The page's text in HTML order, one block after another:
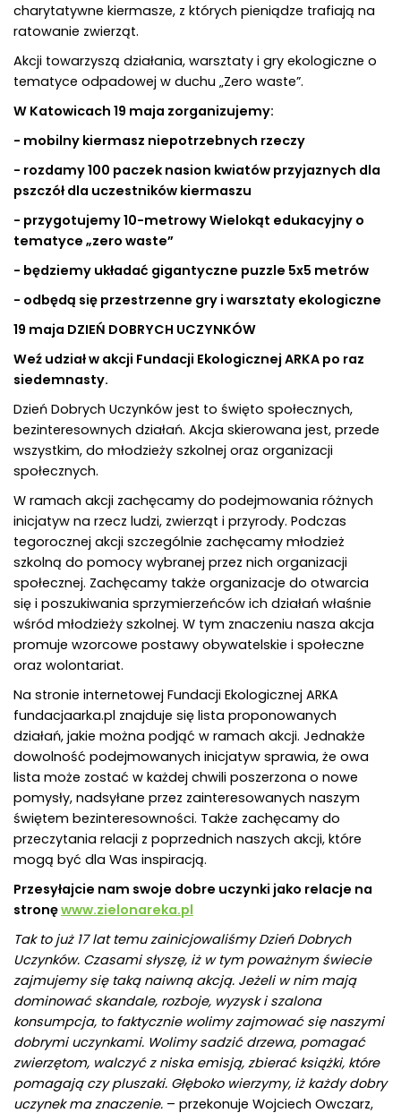
charytatywne kiermasze, z których pieniądze trafiają na
ratowanie zwierząt.
Akcji towarzyszą działania, warsztaty i gry ekologiczne o
tematyce odpadowej w duchu „Zero waste”.
W Katowicach 19 maja zorganizujemy:
- mobilny kiermasz niepotrzebnych rzeczy
- rozdamy 100 paczek nasion kwiatów przyjaznych dla
pszczół dla uczestników kiermaszu
- przygotujemy 10-metrowy Wielokąt edukacyjny o
tematyce „zero waste”
- będziemy układać gigantyczne puzzle 5x5 metrów
- odbędą się przestrzenne gry i warsztaty ekologiczne
19 maja DZIEŃ DOBRYCH UCZYNKÓW
Weź udział w akcji Fundacji Ekologicznej ARKA po raz
siedemnasty.
Dzień Dobrych Uczynków jest to święto społecznych,
bezinteresownych działań. Akcja skierowana jest, przede
wszystkim, do młodzieży szkolnej oraz organizacji
społecznych.
W ramach akcji zachęcamy do podejmowania różnych
inicjatyw na rzecz ludzi, zwierząt i przyrody. Podczas
tegorocznej akcji szczególnie zachęcamy młodzież
szkolną do pomocy wybranej przez nich organizacji
społecznej. Zachęcamy także organizacje do otwarcia
się i poszukiwania sprzymierzeńców ich działań właśnie
wśród młodzieży szkolnej. W tym znaczeniu nasza akcja
promuje wzorcowe postawy obywatelskie i społeczne
oraz wolontariat.
Na stronie internetowej Fundacji Ekologicznej ARKA
fundacjaarka.pl znajduje się lista proponowanych
działań, jakie można podjąć w ramach akcji. Jednakże
dowolność podejmowanych inicjatyw sprawia, że owa
lista może zostać w każdej chwili poszerzona o nowe
pomysły, nadsyłane przez zainteresowanych naszym
świętem bezinteresowności. Także zachęcamy do
przeczytania relacji z poprzednich naszych akcji, które
mogą być dla Was inspiracją.
Przesyłajcie nam swoje dobre uczynki jako relacje na
stronęwww.zielonareka.pl
Tak to już 17 lat temu zainicjowaliśmy Dzień Dobrych
Uczynków. Czasami słyszę, iż w tym poważnym świecie
zajmujemy się taką naiwną akcją. Jeżeli w nim mają
dominować skandale, rozboje, wyzysk i szalona
konsumpcja, to faktycznie wolimy zajmować się naszymi
dobrymi uczynkami. Wolimy sadzić drzewa, pomagać
zwierzętom, walczyć z niska emisją, zbierać książki, które
pomagają czy pluszaki. Głęboko wierzymy, iż każdy dobry
uczynek ma znaczenie. – przekonuje Wojciech Owczarz,